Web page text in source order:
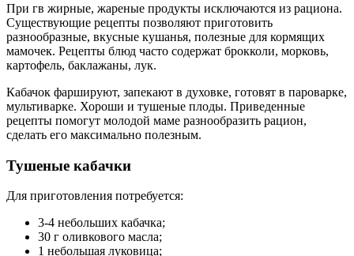
При гв жирные, жареные продукты исключаются из рациона.
Существующие рецепты позволяют приготовить
разнообразные, вкусные кушанья, полезные для кормящих
мамочек. Рецепты блюд часто содержат брокколи, морковь,
картофель, баклажаны, лук.
Кабачок фаршируют, запекают в духовке, готовят в пароварке,
мультиварке. Хороши и тушеные плоды. Приведенные
рецепты помогут молодой маме разнообразить рацион,
сделать его максимально полезным.
Тушеные кабачки
Для приготовления потребуется:
3-4 небольших кабачка;
30 г оливкового масла;
1 небольшая луковица;